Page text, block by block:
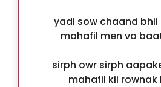
yadi sow chaand
mahafil men vo
sirph owr sirph
mahafil kii rownak